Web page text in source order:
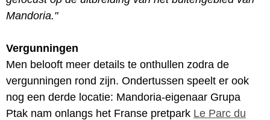
Mandoria."
Vergunningen
Men belooft meer details te onthullen zodra de
vergunningen rond zijn. Ondertussen speelt er ook
nog een derde locatie: Mandoria-eigenaar Grupa
Ptak nam onlangs het Franse pretpark Le Parc du